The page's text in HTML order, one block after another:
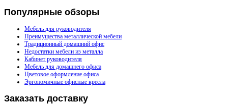
Популярные обзоры
Мебель для руководителя
Преимущества металлической мебели
Традиционный домашний офис
Недостатки мебели из металла
Кабинет руководителя
Мебель для домашнего офиса
Цветовое оформление офиса
Эргономичные офисные кресла
Заказать доставку